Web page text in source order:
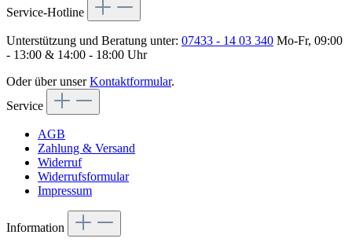
Service-Hotline
Unterstützung und Beratung unter: 07433 - 14 03 340 Mo-Fr, 09:00
- 13:00 & 14:00 - 18:00 Uhr
Oder über unserKontaktformular.
Service
AGB
Zahlung & Versand
Widerruf
Widerrufsformular
Impressum
Information